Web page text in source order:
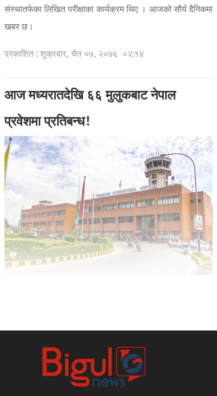
संस्थातर्फका लिखित परीक्षाका कार्यक्रम थिए । आजको सौर्य दैनिकमा
खबर छ।
प्रकाशित : शुक्रबार, चैत ०७, २०७६ ०२:१४
आज मध्यरातदेखि ६६ मुलुकबाट नेपाल
प्रवेशमा प्रतिबन्ध!